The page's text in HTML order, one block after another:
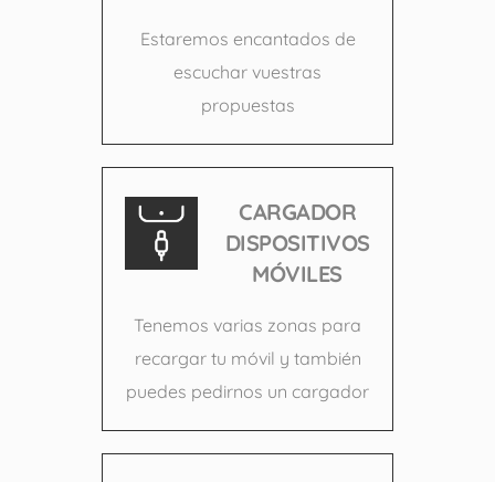
Estaremos encantados de
escuchar vuestras
propuestas
CARGADOR
DISPOSITIVOS
MÓVILES
Tenemos varias zonas para
recargar tu móvil y también
puedes pedirnos un cargador